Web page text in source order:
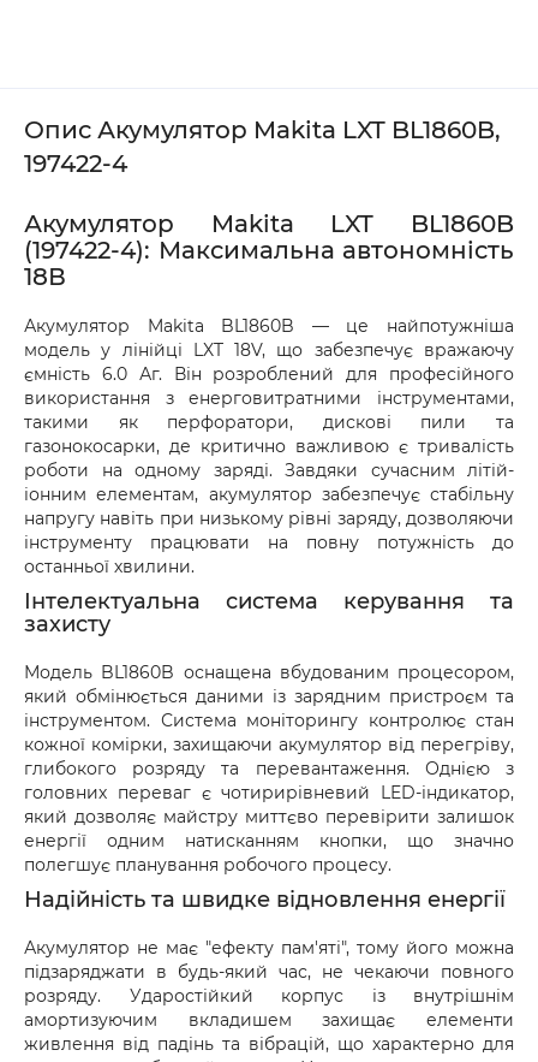
Опис Акумулятор Makita LXT BL1860B,
197422-4
Акумулятор Makita LXT BL1860B
(197422-4): Максимальна автономність
18В
Акумулятор Makita BL1860B — це найпотужніша
модель у лінійці LXT 18V, що забезпечує вражаючу
ємність 6.0 Аг. Він розроблений для професійного
використання з енерговитратними інструментами,
такими як перфоратори, дискові пили та
газонокосарки, де критично важливою є тривалість
роботи на одному заряді. Завдяки сучасним літій-
іонним елементам, акумулятор забезпечує стабільну
напругу навіть при низькому рівні заряду, дозволяючи
інструменту працювати на повну потужність до
останньої хвилини.
Інтелектуальна система керування та
захисту
Модель BL1860B оснащена вбудованим процесором,
який обмінюється даними із зарядним пристроєм та
інструментом. Система моніторингу контролює стан
кожної комірки, захищаючи акумулятор від перегріву,
глибокого розряду та перевантаження. Однією з
головних переваг є чотирирівневий LED-індикатор,
який дозволяє майстру миттєво перевірити залишок
енергії одним натисканням кнопки, що значно
полегшує планування робочого процесу.
Надійність та швидке відновлення енергії
Акумулятор не має "ефекту пам'яті", тому його можна
підзаряджати в будь-який час, не чекаючи повного
розряду. Ударостійкий корпус із внутрішнім
амортизуючим вкладишем захищає елементи
живлення від падінь та вібрацій, що характерно для